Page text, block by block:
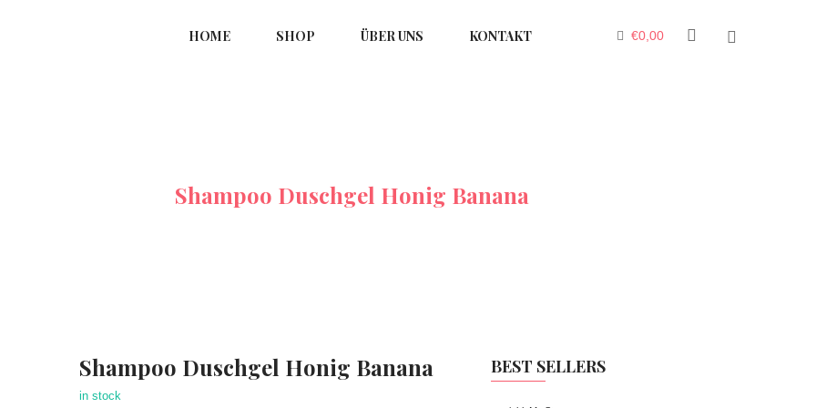
HOME SHOP ÜBER UNS KONTAKT €0,00
Shampoo Duschgel Honig Banana
Shampoo Duschgel Honig Banana
in stock
BEST SELLERS